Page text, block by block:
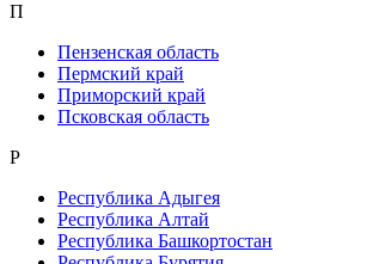
П
Пензенская область
Пермский край
Приморский край
Псковская область
Р
Республика Адыгея
Республика Алтай
Республика Башкортостан